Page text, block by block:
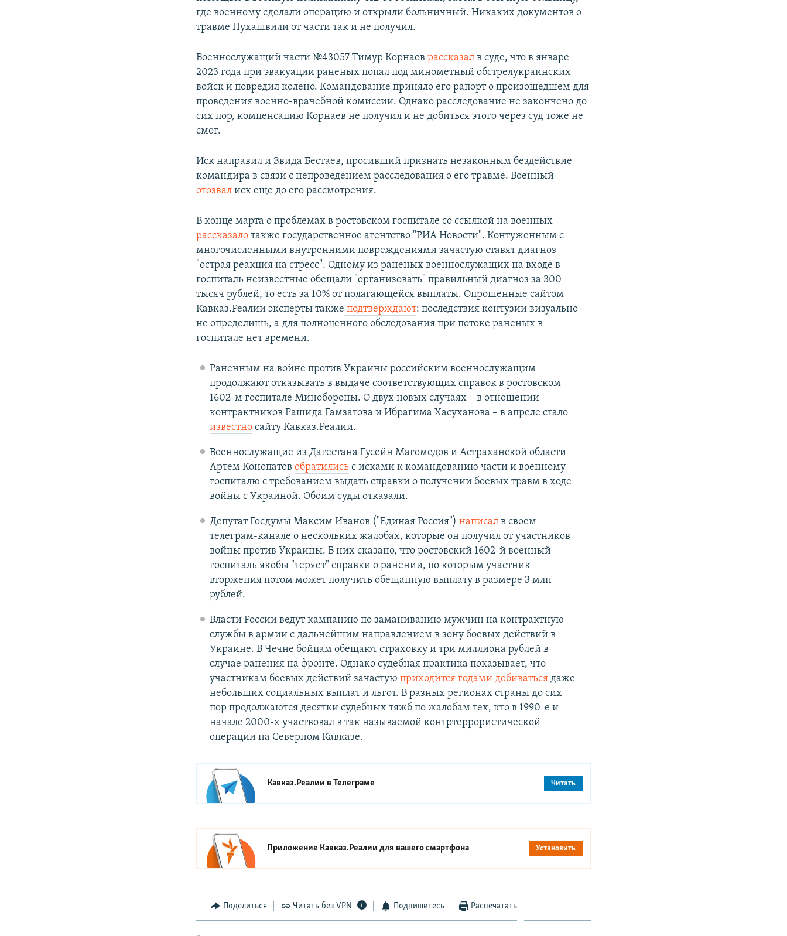
где военному сделали операцию и открыли больничный. Никаких документов о
травме Пухашвили от части так и не получил.
Военнослужащий части №43057 Тимур Корнаеврассказалв суде, что в январе
2023 года при эвакуации раненых попал под минометный обстрелукраинских
войск и повредил колено. Командование приняло его рапорт о произошедшем для
проведения военно-врачебной комиссии. Однако расследование не закончено до
сих пор, компенсацию Корнаев не получил и не добиться этого через суд тоже не
смог.
Иск направил и Звида Бестаев, просивший признать незаконным бездействие
командира в связи с непроведением расследования о его травме. Военный
отозвал иск еще до его рассмотрения.
В конце марта о проблемах в ростовском госпитале со ссылкой на военных
рассказалотакже государственное агентство "РИА Новости". Контуженным с
многочисленными внутренними повреждениями зачастую ставят диагноз
"острая реакция на стресс". Одному из раненых военнослужащих на входе в
госпиталь неизвестные обещали "организовать" правильный диагноз за 300
тысяч рублей, то есть за 10% от полагающейся выплаты. Опрошенные сайтом
Кавказ.Реалии эксперты также подтверждают: последствия контузии визуально
не определишь, а для полноценного обследования при потоке раненых в
госпитале нет времени.
Раненным на войне против Украины российским военнослужащим
продолжают отказывать в выдаче соответствующих справок в ростовском
1602-м госпитале Минобороны. О двух новых случаях – в отношении
контрактников Рашида Гамзатова и Ибрагима Хасуханова – в апреле стало
известносайту Кавказ.Реалии.
Военнослужащие из Дагестана Гусейн Магомедов и Астраханской области
Артем Конопатов обратилисьс исками к командованию части и военному
госпиталю с требованием выдать справки о получении боевых травм в ходе
войны с Украиной. Обоим суды отказали.
Депутат Госдумы Максим Иванов ("Единая Россия") написалв своем
телеграм-канале о нескольких жалобах, которые он получил от участников
войны против Украины. В них сказано, что ростовский 1602-й военный
госпиталь якобы "теряет" справки о ранении, по которым участник
вторжения потом может получить обещанную выплату в размере 3 млн
рублей.
Власти России ведут кампанию по заманиванию мужчин на контрактную
службы в армии с дальнейшим направлением в зону боевых действий в
Украине. В Чечне бойцам обещают страховку и три миллиона рублей в
случае ранения на фронте. Однако судебная практика показывает, что
участникам боевых действий зачастую приходится годами добиватьсядаже
небольших социальных выплат и льгот. В разных регионах страны до сих
пор продолжаются десятки судебных тяжб по жалобам тех, кто в 1990-е и
начале 2000-х участвовал в так называемой контртеррористической
операции на Северном Кавказе.
Кавказ.Реалии вТелеграме Читать
Приложение Кавказ.Реалии для вашего смартфона Установить
Поделиться Читать без VPN Подпишитесь Распечатать